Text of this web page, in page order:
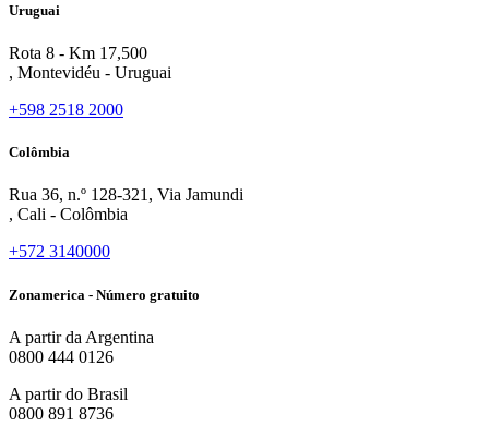
Uruguai
Rota 8 - Km 17,500
, Montevidéu - Uruguai
+598 2518 2000
Colômbia
Rua 36, n.º 128-321, Via Jamundi
, Cali - Colômbia
+572 3140000
Zonamerica - Número gratuito
A partir da Argentina
0800 444 0126
A partir do Brasil
0800 891 8736